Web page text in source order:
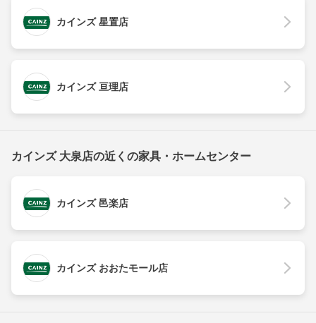
カインズ 星置店
カインズ 亘理店
カインズ 大泉店の近くの家具・ホームセンター
カインズ 邑楽店
カインズ おおたモール店